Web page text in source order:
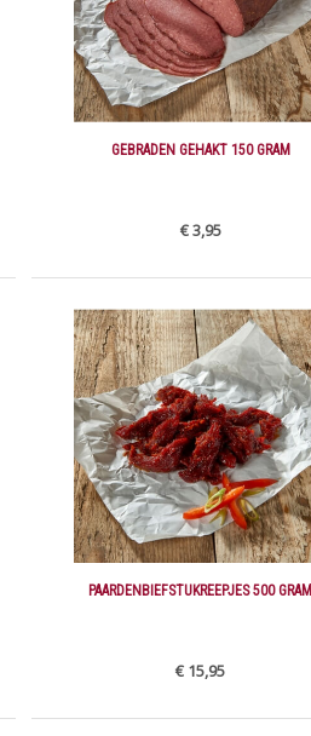
GEBRADEN GEHAKT 150 GRAM
€ 3,95
PAARDENBIEFSTUKREEPJES 500 GRAM
€ 15,95